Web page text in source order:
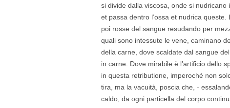
si divide dalla viscosa, onde si nudricano
et passa dentro l’ossa et nudrica queste.
poi rosse del sangue resudando per
quali sono intessute le vene, caminano
della carne, dove scaldate dal sangue
in carne. Dove mirabile è l’artificio dello
in questa retributione, imperoché non
tira, ma la vacuità, poscia che, -
caldo, da ogni particella del corpo